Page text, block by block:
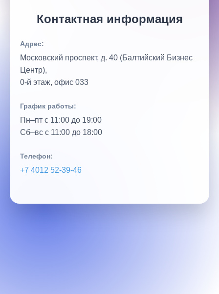
Контактная информация
Адрес:
Московский проспект, д. 40 (Балтийский Бизнес
Центр),
0‑й этаж, офис 033
График работы:
Пн–пт с 11:00 до 19:00
Сб–вс с 11:00 до 18:00
Телефон:
+7 4012 52‑39‑46